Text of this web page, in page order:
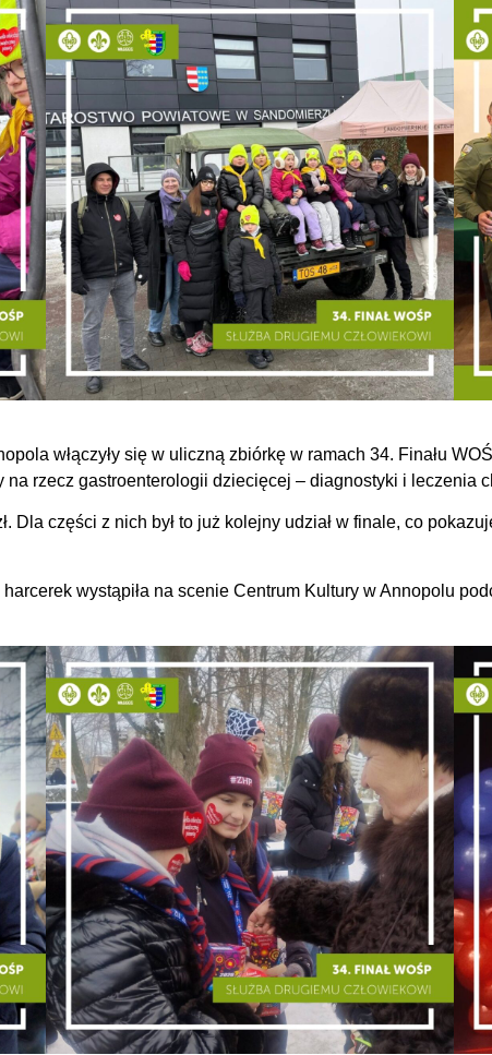
włączyły się w uliczną zbiórkę w ramach 34. Finału
rzecz gastroenterologii dziecięcej – diagnostyki i leczenia
Dla części z nich był to już kolejny udział w finale, co
wystąpiła na scenie Centrum Kultury w Annopolu